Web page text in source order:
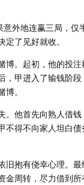
外地连赢三局，
了见好就收。
博。起初，他的投
，甲进入了输钱阶
。
他首先向熟人借
不得不向家人坦白
抱有侥幸心理。
周转，尽力借到所